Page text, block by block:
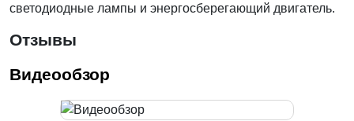
светодиодные лампы и энергосберегающий двигатель.
Отзывы
Видеообзор